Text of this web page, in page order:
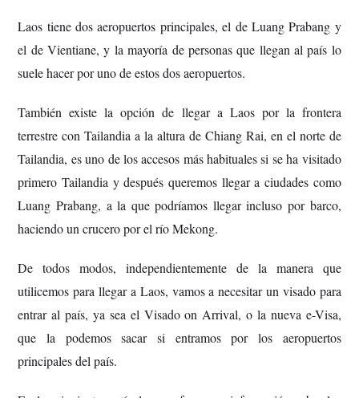
Laos tiene dos aeropuertos principales, el de Luang Prabang y
el de Vientiane, y la mayoría de personas que llegan al país lo
suele hacer por uno de estos dos aeropuertos.
También existe la opción de llegar a Laos por la frontera
terrestre con Tailandia a la altura de Chiang Rai, en el norte de
Tailandia, es uno de los accesos más habituales si se ha visitado
primero Tailandia y después queremos llegar a ciudades como
Luang Prabang, a la que podríamos llegar incluso por barco,
haciendo un crucero por el río Mekong.
De todos modos, independientemente de la manera que
utilicemos para llegar a Laos, vamos a necesitar un visado para
entrar al país, ya sea el Visado on Arrival, o la nueva e-Visa,
que la podemos sacar si entramos por los aeropuertos
principales del país.